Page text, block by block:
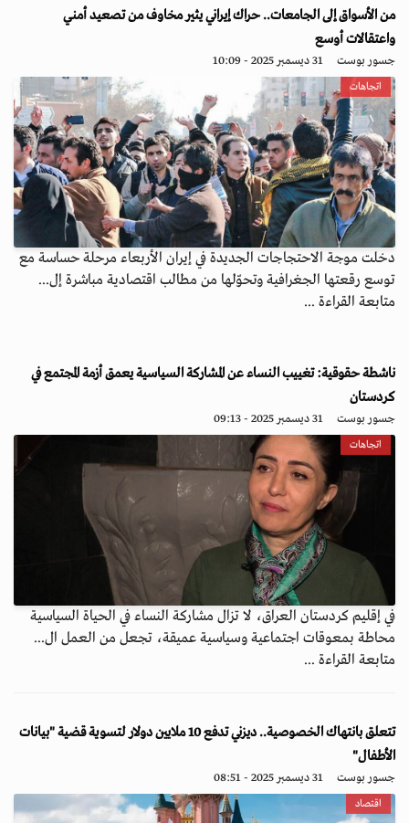
من الأسواق إلى الجامعات.. حراك إيراني يثير مخاوف من تصعيد أمني
واعتقالات أوسع
جسور بوست 31 ديسمبر 2025 - 10:09
اتجاهات
دخلت موجة الاحتجاجات الجديدة في إيران الأربعاء مرحلة حساسة مع
توسع رقعتها الجغرافية وتحوّلها من مطالب اقتصادية مباشرة إل...
متابعة القراءة ...
ناشطة حقوقية: تغييب النساء عن المشاركة السياسية يعمق أزمة المجتمع في
كردستان
جسور بوست 31 ديسمبر 2025 - 09:13
اتجاهات
في إقليم كردستان العراق، لا تزال مشاركة النساء في الحياة السياسية
محاطة بمعوقات اجتماعية وسياسية عميقة، تجعل من العمل ال...
متابعة القراءة ...
تتعلق بانتهاك الخصوصية.. ديزني تدفع 10 ملايين دولار لتسوية قضية "بيانات
الأطفال"
جسور بوست 31 ديسمبر 2025 - 08:51
اقتصاد